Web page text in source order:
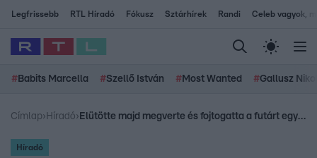
Legfrissebb RTL Híradó Fókusz Sztárhírek Randi Celeb vagyok,
# Babits Marcella #Szellő István # Most Wanted #Gallusz
Címlap› Híradó› Elütötte majd megverte és fojtogatta a futárt egy autós Budapesten
Híradó